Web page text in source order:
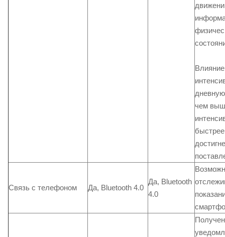
Влияние
чем
Связь с телефоном Да, Bluetooth 4.0
Да, Bluetooth
4.0